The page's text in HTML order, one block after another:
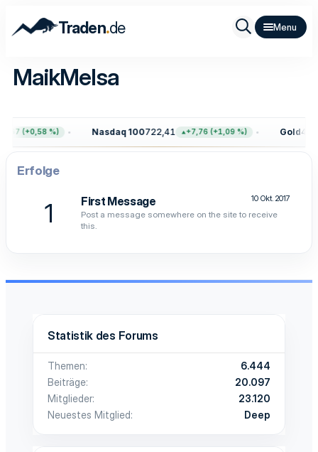
Traden.de
MaikMelsa
(+0,58 %) Nasdaq 100722,41 +7,76 (+1,09 %) Gold
Erfolge
1 10 Okt. 2017
First Message
Post a message somewhere on the site to receive
this.
Statistik des Forums
Themen
6.444
Beiträge
20.097
Mitglieder
23.120
Neuestes Mitglied
Deep